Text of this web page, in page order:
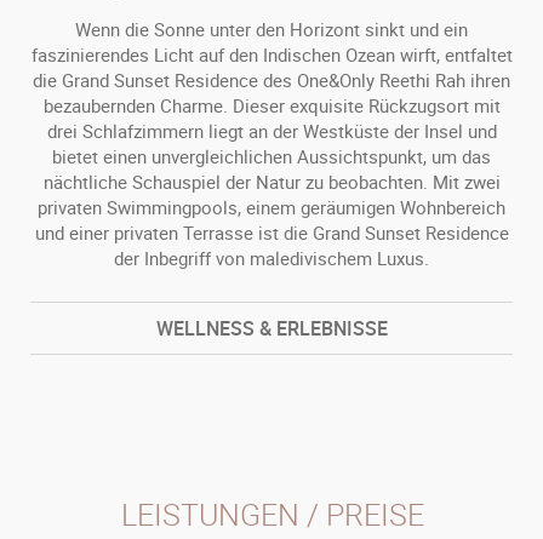
Wenn die Sonne unter den Horizont sinkt und ein
faszinierendes Licht auf den Indischen Ozean wirft, entfaltet
die Grand Sunset Residence des One&Only Reethi Rah ihren
bezaubernden Charme. Dieser exquisite Rückzugsort mit
drei Schlafzimmern liegt an der Westküste der Insel und
bietet einen unvergleichlichen Aussichtspunkt, um das
nächtliche Schauspiel der Natur zu beobachten. Mit zwei
privaten Swimmingpools, einem geräumigen Wohnbereich
und einer privaten Terrasse ist die Grand Sunset Residence
der Inbegriff von maledivischem Luxus.
WELLNESS & ERLEBNISSE
LEISTUNGEN / PREISE